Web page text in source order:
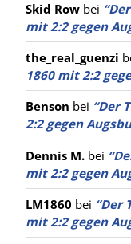
Skid Row bei
mit 2:2 gegen
the_real_guenzi
1860 mit 2:2
Benson bei “Der
2:2 gegen
Dennis M. bei
mit 2:2 gegen
LM1860 bei “Der
mit 2:2 gegen